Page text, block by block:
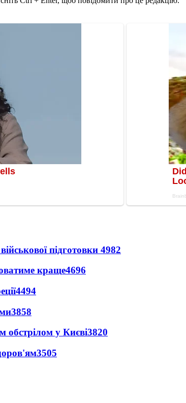
підготовки 4982
краще4696
4494
3858
обстрілом у Києві3820
3505